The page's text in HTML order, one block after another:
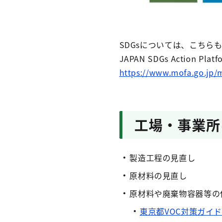
SDGsについては、こちら
JAPAN SDGs Action
https://www.mofa.go.jp/
工場・事業
製造工程の見直し
原材料の見直し
原材料や廃棄物容器等
東京都VOC対策ガイド